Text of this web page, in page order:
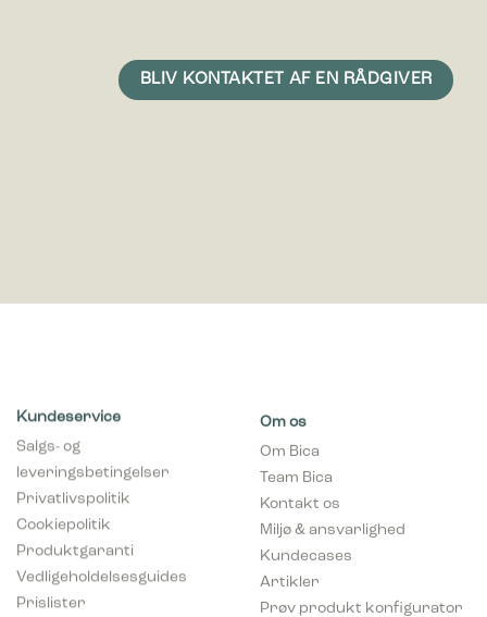
oplysninger anonymt.
Kundeservice
Salgs- og
leveringsbetingelser
Privatlivspolitik
Cookiepolitik
Produktgaranti
Vedligeholdelsesguides
Prislister
Om os
Om Bica
Team Bica
Kontakt os
Miljø & ansvarlighed
Kundecases
Artikler
Prøv produkt konfigurator